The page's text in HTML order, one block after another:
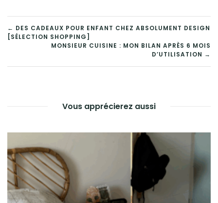
← DES CADEAUX POUR ENFANT CHEZ ABSOLUMENT DESIGN
[SÉLECTION SHOPPING]
MONSIEUR CUISINE : MON BILAN APRÈS 6 MOIS
D’UTILISATION →
Vous apprécierez aussi